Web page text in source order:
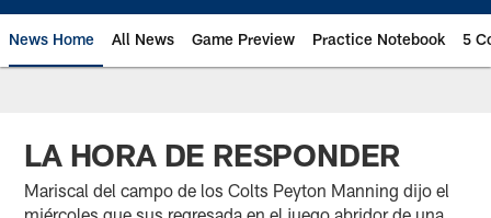
News Home All News Game Preview Practice Notebook 5
LA HORA DE RESPONDER
Mariscal del campo de los Colts Peyton Manning dijo el